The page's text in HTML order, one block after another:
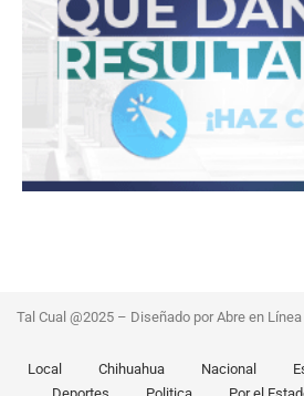
Tal Cual @2025 – Diseñado por Abre en Línea
Local Chihuahua Nacional